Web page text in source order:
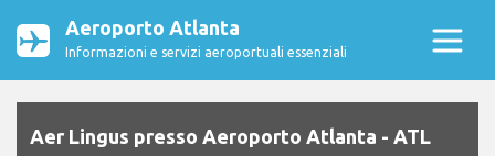
Aeroporto Atlanta
Informazioni e servizi aeroportuali essenziali
Aer Lingus presso Aeroporto Atlanta - ATL